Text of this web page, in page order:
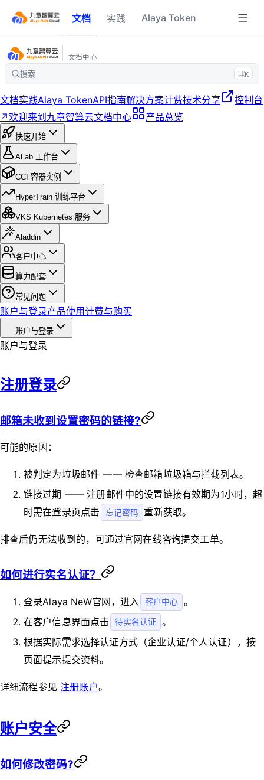
文档 实践 Alaya Token
文档中心
搜索 ⌘K
文档实践Alaya TokenAPI指南解决方案计费技术分享
控制台
↗欢迎来到九章智算云文档中心 产品总览
快速开始
ALab 工作台
CCI 容器实例
HyperTrain 训练平台
VKS Kubernetes 服务
Aladdin
客户中心
算力配套
常见问题
账户与登录产品使用计费与购买
账户与登录
账户与登录
注册登录
邮箱未收到设置密码的链接?
可能的原因：
被判定为垃圾邮件 —— 检查邮箱垃圾箱与拦截列表。
链接过期 —— 注册邮件中的设置链接有效期为1小时，超
时需在登录页点击
忘记密码 重新获取。
排查后仍无法收到的，可通过官网在线咨询提交工单。
如何进行实名认证？
登录Alaya NeW官网，进入 客户中心
。
在客户信息界面点击
待实名认证
。
根据实际需求选择认证方式（企业认证/个人认证），按
页面提示提交资料。
详细流程参见注册账户。
账户安全
如何修改密码?